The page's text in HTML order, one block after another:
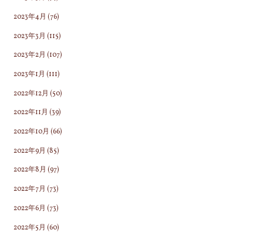
2023年4月 (76)
2023年3月 (115)
2023年2月 (107)
2023年1月 (111)
2022年12月 (50)
2022年11月 (39)
2022年10月 (66)
2022年9月 (85)
2022年8月 (97)
2022年7月 (73)
2022年6月 (73)
2022年5月 (60)